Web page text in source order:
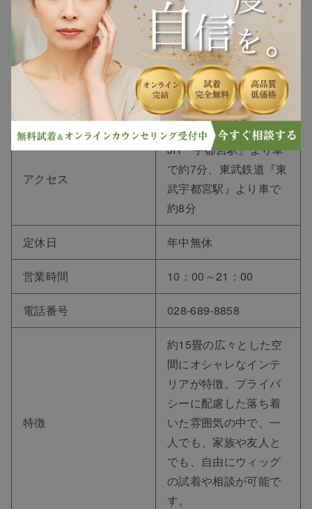
〒321-0933 栃木県宇都
宮市簗瀬町1950-15
アクセス
JR『宇都宮駅』より車
で約7分、東武鉄道『東
武宇都宮駅』より車で
約8分
定休日 年中無休
営業時間 10：00～21：00
電話番号 028-689-8858
特徴
約15畳の広々とした空
間にオシャレなインテ
リアが特徴。プライバ
シーに配慮した落ち着
いた雰囲気の中で、一
人でも、家族や友人と
でも、自由にウィッグ
の試着や相談が可能で
す。